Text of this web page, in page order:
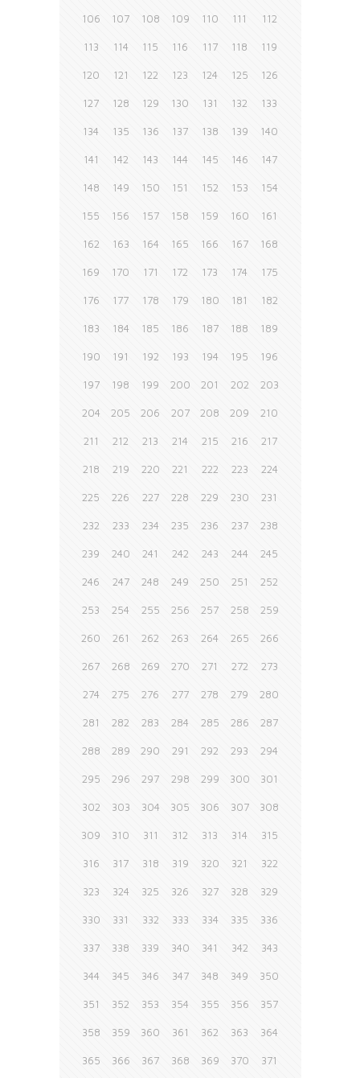
106 107 108 109 110 111 112
113 114 115 116 117 118 119
120 121 122 123 124 125 126
127 128 129 130 131 132 133
134 135 136 137 138 139 140
141 142 143 144 145 146 147
148 149 150 151 152 153 154
155 156 157 158 159 160 161
162 163 164 165 166 167 168
169 170 171 172 173 174 175
176 177 178 179 180 181 182
183 184 185 186 187 188 189
190 191 192 193 194 195 196
197 198 199 200 201 202 203
204 205 206 207 208 209 210
211 212 213 214 215 216 217
218 219 220 221 222 223 224
225 226 227 228 229 230 231
232 233 234 235 236 237 238
239 240 241 242 243 244 245
246 247 248 249 250 251 252
253 254 255 256 257 258 259
260 261 262 263 264 265 266
267 268 269 270 271 272 273
274 275 276 277 278 279 280
281 282 283 284 285 286 287
288 289 290 291 292 293 294
295 296 297 298 299 300 301
302 303 304 305 306 307 308
309 310 311 312 313 314 315
316 317 318 319 320 321 322
323 324 325 326 327 328 329
330 331 332 333 334 335 336
337 338 339 340 341 342 343
344 345 346 347 348 349 350
351 352 353 354 355 356 357
358 359 360 361 362 363 364
365 366 367 368 369 370 371